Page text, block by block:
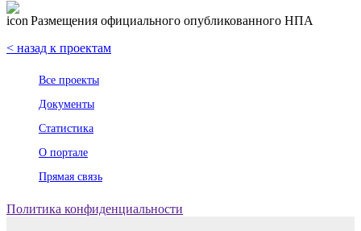
Размещения официального опубликованного НПА
< назад к проектам
Все проекты
Документы
Статистика
О портале
Прямая связь
Политика конфиденциальности